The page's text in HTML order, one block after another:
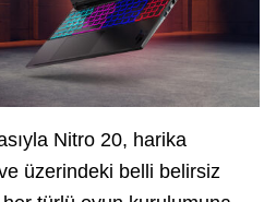
Nitro 20, harika
üzerindeki belli belirsiz